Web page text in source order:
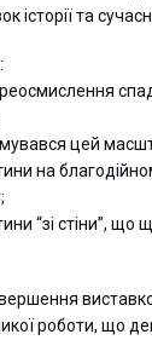
історії та
цей
на
“зі стіни”, що
роботи, що